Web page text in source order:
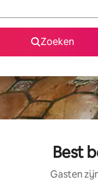
Zoeken
Best
Gasten